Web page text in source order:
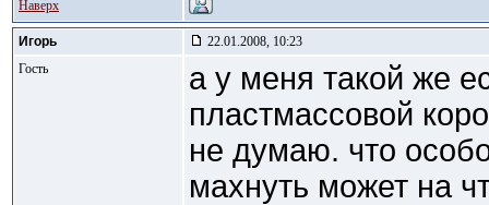
Наверх
Игорь
22.01.2008, 10:23
Гость
а у меня такой же
пластмассовой
не думаю. что
махнуть может на